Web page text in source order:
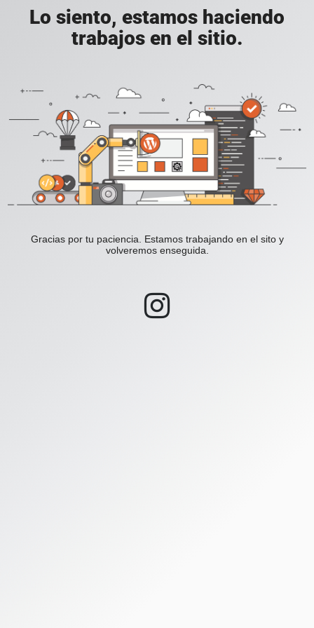
Lo siento, estamos haciendo
trabajos en el sitio.
Gracias por tu paciencia. Estamos trabajando en el sito y
volveremos enseguida.